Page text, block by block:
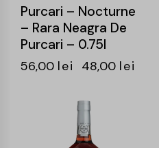
Purcari – Nocturne
– Rara Neagra De
Purcari – 0.75l
56,00 lei 48,00 lei